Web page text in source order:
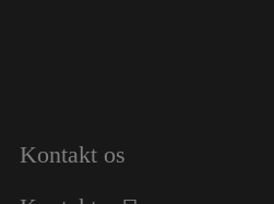
Kontakt os